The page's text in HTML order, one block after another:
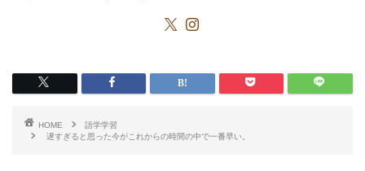
HOME
語学学習
遅すぎると思った今がこれからの時間の中で一番早い。